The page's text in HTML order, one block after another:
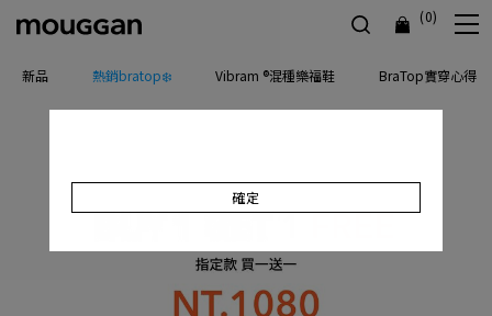
(0)
新品 熱銷bratop❄️ Vibram ®混種樂福鞋 BraTop實穿心得
確定